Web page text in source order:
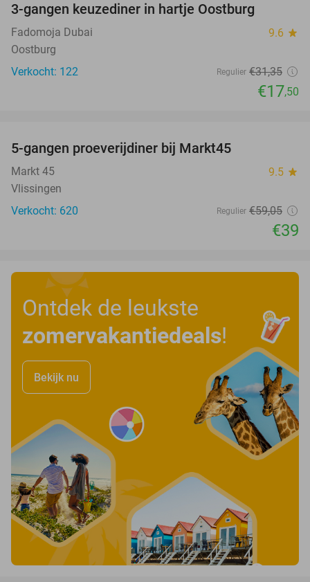
3-gangen keuzediner in hartje Oostburg
Fadomoja Dubai 9.6 star
Oostburg
Verkocht: 122
Regulier €31,35
€17,50
5-gangen proeverijdiner bij Markt45
Markt 45 9.5 star
Vlissingen
Verkocht: 620
Regulier €59,05
€39
Ontdek de leukste
zomervakantiedeals!
Bekijk nu